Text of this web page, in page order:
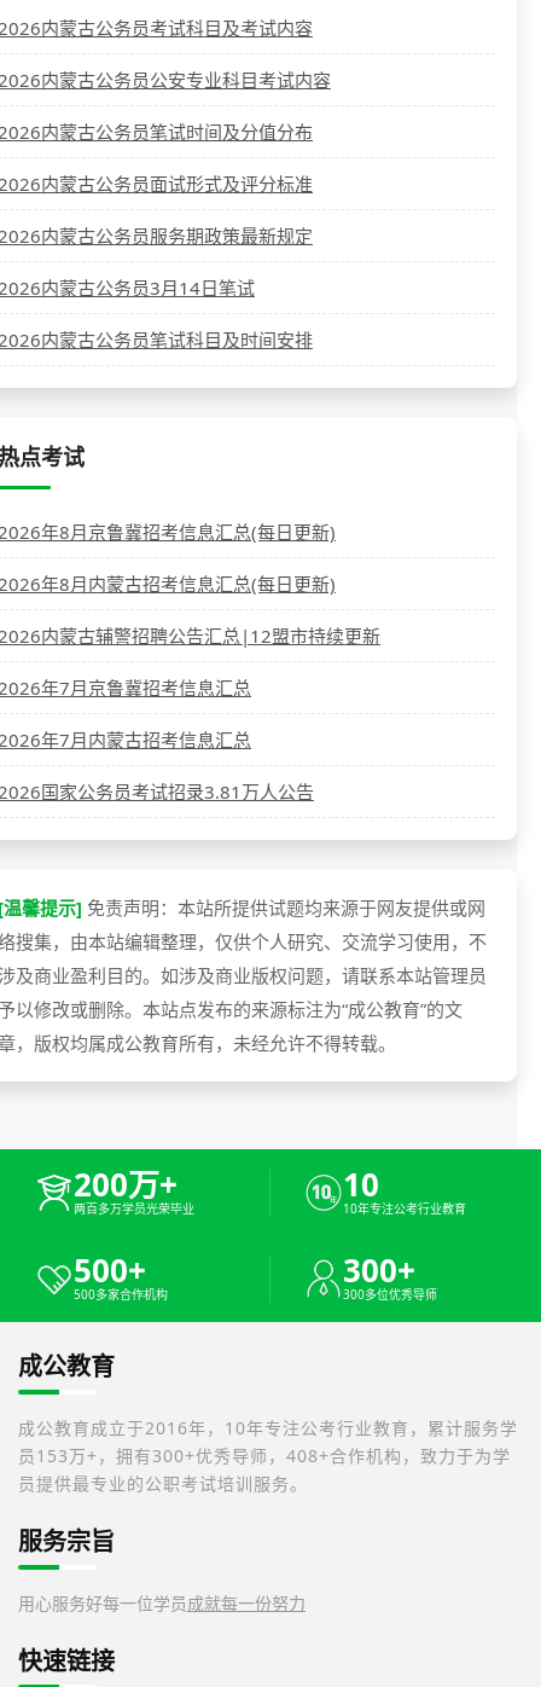
内蒙古公务员考试科目及考试内容
内蒙古公务员公安专业科目考试内容
内蒙古公务员笔试时间及分值分布
内蒙古公务员面试形式及评分标准
内蒙古公务员服务期政策最新规定
内蒙古公务员3月14日笔试
内蒙古公务员笔试科目及时间安排
点考试
年8月京鲁冀招考信息汇总(每日更新)
年8月内蒙古招考信息汇总(每日更新)
内蒙古辅警招聘公告汇总|12盟市持续更新
年7月京鲁冀招考信息汇总
年7月内蒙古招考信息汇总
国家公务员考试招录3.81万人公告
馨提示] 免责声明：本站所提供试题均来源于网友提供或网
搜集，由本站编辑整理，仅供个人研究、交流学习使用，不
及商业盈利目的。如涉及商业版权问题，请联系本站管理员
以修改或删除。本站点发布的来源标注为“成公教育”的文
，版权均属成公教育所有，未经允许不得转载。
200万+
两百多万学员光荣毕业
10
10年专注公考行业教育
500+
500多家合作机构
300+
300多位优秀导师
成公教育
成公教育成立于2016年，10年专注公考行业教育，累计服务学
员153万+，拥有300+优秀导师，408+合作机构，致力于为学
员提供最专业的公职考试培训服务。
服务宗旨
用心服务好每一位学员成就每一份努力
快速链接